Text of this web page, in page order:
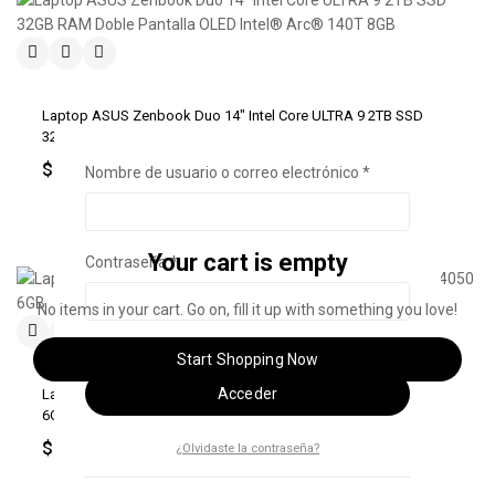
Laptop ASUS Zenbook Duo 14″ Intel Core ULTRA 9 2TB SSD
32GB RAM Doble Pantalla OLED Intel® Arc® 140T 8GB
$ 2.499,99
Laptop HP Victus Gamer 15.6′ Ryzen 7 512 SSD 16GB RTX 4050
6GB
$
Nombre de usuario o correo electrónico *
Contraseña*Obligatorio
Recuérdame
Acceder
¿Olvidaste la contraseña?
Your cart is empty
No items in your cart. Go on, fill it up with something you love!
Start Shopping Now